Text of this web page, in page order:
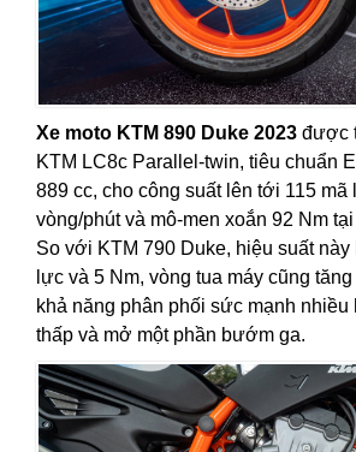
Xe moto KTM 890 Duke 2023 được
KTM LC8c Parallel-twin, tiêu chuẩn
889 cc, cho công suất lên tới 115 mã
vòng/phút và mô-men xoắn 92 Nm
So với KTM 790 Duke, hiệu suất
lực và 5 Nm, vòng tua máy cũng
khả năng phân phối sức mạnh
thấp và mở một phần bướm ga.